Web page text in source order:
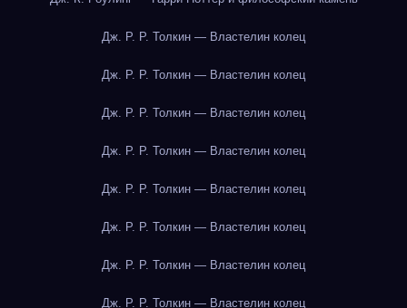
Дж. Р. Р. Толкин — Властелин колец
Дж. Р. Р. Толкин — Властелин колец
Дж. Р. Р. Толкин — Властелин колец
Дж. Р. Р. Толкин — Властелин колец
Дж. Р. Р. Толкин — Властелин колец
Дж. Р. Р. Толкин — Властелин колец
Дж. Р. Р. Толкин — Властелин колец
Дж. Р. Р. Толкин — Властелин колец